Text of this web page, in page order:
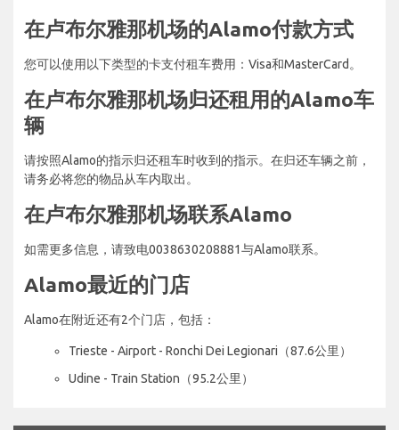
在卢布尔雅那机场的Alamo付款方式
您可以使用以下类型的卡支付租车费用：Visa和MasterCard。
在卢布尔雅那机场归还租用的Alamo车
辆
请按照Alamo的指示归还租车时收到的指示。在归还车辆之前，
请务必将您的物品从车内取出。
在卢布尔雅那机场联系Alamo
如需更多信息，请致电0038630208881与Alamo联系。
Alamo最近的门店
Alamo在附近还有2个门店，包括：
Trieste - Airport - Ronchi Dei Legionari（87.6公里）
Udine - Train Station（95.2公里）